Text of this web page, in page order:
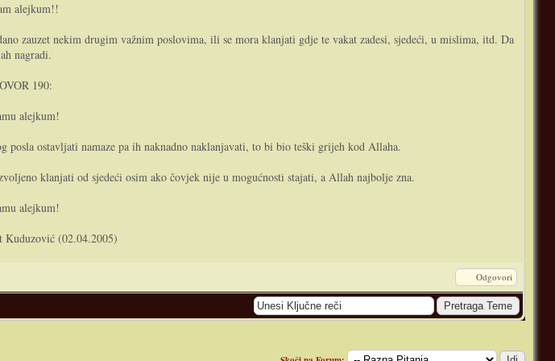
alejkum!!
zauzet nekim drugim važnim poslovima, ili se mora klanjati gdje te vakat zadesi, sjedeći, u mislima, itd. Da
nagradi.
190:
alejkum!
ostavljati namaze pa ih naknadno naklanjavati, to bi bio teški grijeh kod Allaha.
klanjati od sjedeći osim ako čovjek nije u mogućnosti stajati, a Allah najbolje zna.
alejkum!
Kuduzović (02.04.2005)
Odgovori